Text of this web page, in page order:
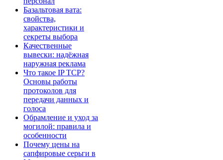
Базальтовая вата:
свойства,
характеристики и
секреты выбора
Качественные
вывески: надёжная
наружная реклама
Что такое IP TCP?
Основы работы
протоколов для
передачи данных и
голоса
Обрамление и уход за
могилой: правила и
особенности
Почему цены на
сапфировые серьги в